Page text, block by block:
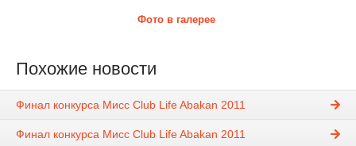
Фото в галерее
Похожие новости
Финал конкурса Мисс Club Life Abakan 2011
Финал конкурса Мисс Club Life Abakan 2011